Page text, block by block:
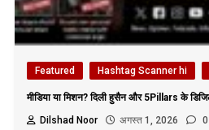
Featured Hashtag Scanner hi
मीडिया या मिशन? दिली हुसैन और 5Pillars के
Dilshad Noor
अगस्त 1, 2026 0